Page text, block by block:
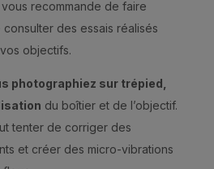
recommande de faire
des essais réalisés
objectifs.
photographiez sur trépied
du boîtier et de l’objectif.
tenter de corriger des
et créer des micro-vibrations